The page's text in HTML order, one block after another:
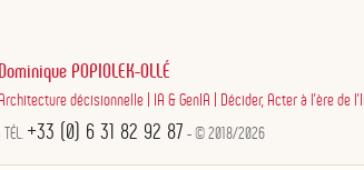
Dominique POPIOLEK-OLLÉ
Architecture décisionnelle | IA & GenIA | Décider, Acter à l'ère de
TÉL. +33 (0) 6 31 82 92 87 - © 2018/2026